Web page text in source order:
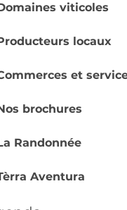
viticoles
locaux
et
brochures
Randonnée
Aventura